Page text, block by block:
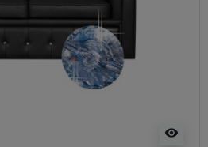
visibility